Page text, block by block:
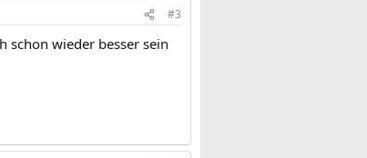
#3
schon wieder besser sein